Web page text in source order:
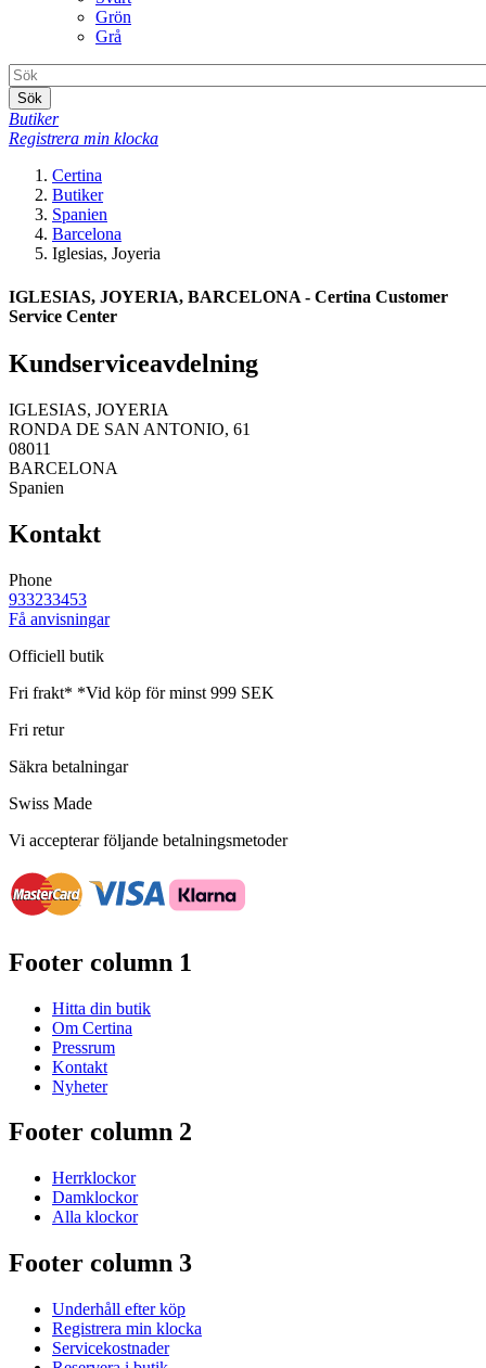
Grön
Grå
Sök
Butiker
Registrera min klocka
Certina
Butiker
Spanien
Barcelona
Iglesias, Joyeria
IGLESIAS, JOYERIA, BARCELONA - Certina Customer
Service Center
Kundserviceavdelning
IGLESIAS, JOYERIA
RONDA DE SAN ANTONIO, 61
08011
BARCELONA
Spanien
Kontakt
Phone
933233453
Få anvisningar
Officiell butik
Fri frakt* *Vid köp för minst 999 SEK
Fri retur
Säkra betalningar
Swiss Made
Vi accepterar följande betalningsmetoder
Footer column 1
Hitta din butik
Om Certina
Pressrum
Kontakt
Nyheter
Footer column 2
Herrklockor
Damklockor
Alla klockor
Footer column 3
Underhåll efter köp
Registrera min klocka
Servicekostnader